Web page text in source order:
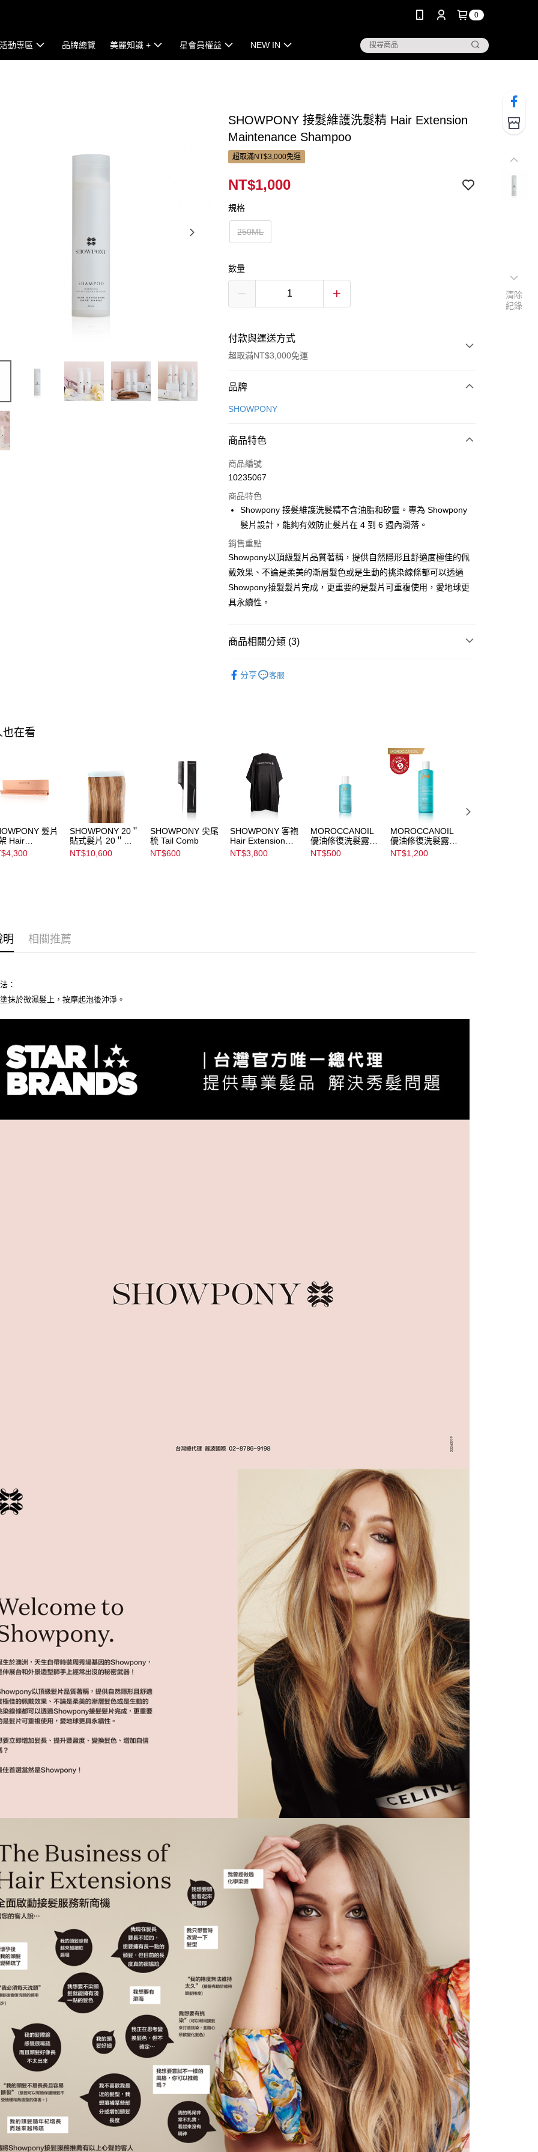
0
動專區 品牌總覽 美麗知識 + 星會員權益 NEW IN
SHOWPONY 接髮維護洗髮精 Hair Extension
Maintenance Shampoo
超取滿NT$3,000免運
NT$1,000
規格
250ML
數量
付款與運送方式
超取滿NT$3,000免運
付款方式
信用卡一次付款
街口支付
悠遊付
Google Pay
AFTEE先享後付
相關說明
【關於「AFTEE先享後付」】
AFTEE先享後付是「在收到商品之後才付款」的支付方式。 讓您購物簡單
便利好安心！
１．簡單：不需註冊會員、不需綁卡、不需儲值。
【「AFTEE先享後付」結帳流程】
２．訂單成立數日內，您將收到繳費通知簡訊。
是否繳費成功／繳費後需取消欲退款等相關疑問，請聯繫「AFTEE先享後
付客戶支援中心」
https://netprotections.freshdesk.com/support/home
【注意事項】
１．透過由恩沛科技股份有限公司提供之「AFTEE先享後付」服務完成之
交易，需依本服務之必要範圍內提供個人資料，並將交易相關給付款項請
求債權轉讓予恩沛科技股份有限公司。
２．關於個人資料處理事宜，請瀏覽以下網址：
https://aftee.tw/terms/#terms3
３．未成年的使用者請事先徵得法定代理人或監護人之同意方可使用
「AFTEE先享後付」，若未經同意申辦者引起之損失，本公司不負相關責
運送方式
每筆NT$100，滿NT$3,000(含以上)免運費
宅配-離島
每筆NT$320，滿NT$3,000(含以上)免運費
品牌
SHOWPONY
商品特色
商品編號
10235067
商品特色
Showpony 接髮維護洗髮精不含油脂和矽靈。專為 Showpony
髮片設計，能夠有效防止髮片在 4 到 6 週內滑落。
銷售重點
Showpony以頂級髮片品質著稱，提供自然隱形且舒適度極佳的佩
戴效果、不論是柔美的漸層髮色或是生動的挑染線條都可以透過
Showpony接髮髮片完成，更重要的是髮片可重複使用，愛地球更
具永續性。
商品相關分類 (3)
分享 客服
也在看
髮片
Hair
Holder
SHOWPONY 20＂
貼式髮片 20＂
Tape Extensions
NT$10,600
SHOWPONY 尖尾
梳 Tail Comb
NT$600
SHOWPONY 客袍
Hair Extension
Cape
NT$3,800
MOROCCANOIL
優油修復洗髮露
Moisture Repair
Shampoo
NT$500
MOROCCANOIL
優油修復洗髮露
Moisture Repair
Shampoo
NT$1,200
明 相關推薦
：
抹於微濕髮上，按摩起泡後沖淨。
清除
紀錄